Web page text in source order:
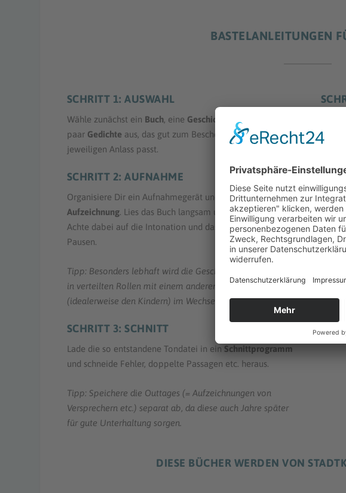
BASTELANLEITUNGEN
SCHRITT 1: AUSWAHL
Wähle zunächst ein Buch, eine Geschichte
paar Gedichte aus, das gut zum Beschenkten und dem
jeweiligen Anlass passt.
SCHRITT 2: AUFNAHME
Organisiere Dir ein Aufnahmegerät und starte die
Aufzeichnung. Lies das Buch langsam und deutlich vor.
Achte dabei auf die Intonation und das Setzen von
Pausen.
Tipp: Besonders lebhaft wird die Geschichte, wenn Du sie
in verteilten Rollen mit einem anderen Familienmitglied
(idealerweise den Kindern) im Wechsel liest.
SCHRITT 3: SCHNITT
Lade die so entstandene Tondatei in ein Schnittprogramm
und schneide Fehler, doppelte Passagen etc. heraus.
Tipp: Speichere die Outtages (= Aufzeichnungen von
Versprechern etc.) separat ab, da diese auch Jahre später
für gute Unterhaltung sorgen.
den
DIESE BÜCHER WERDEN VON